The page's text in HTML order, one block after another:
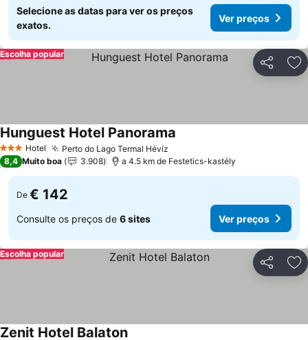
Selecione as datas para ver os preços
exatos.
Ver preços
Partilhar
Escolha popular
3 EstrelasHotel Perto do Lago Termal Hévíz
Hunguest Hotel Panorama
8,4 Muito boa 3.908 a 4.5 km de Festetics-kastély
De € 142
Consulte os preços de 6 sites Ver preços
Partilhar
Escolha popular
Zenit Hotel Balaton